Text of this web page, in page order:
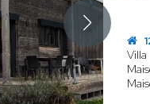
Villa